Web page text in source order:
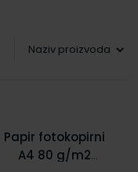
Papir fotokopirni
A4 80 g/m2